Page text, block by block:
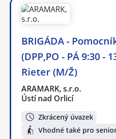
BRIGÁDA -
(DPP,PO - PÁ 9:30 -
Rieter (M/Ž)
ARAMARK, s.r.o.
Ústí nad Orlicí
Zkrácený úvazek
Vhodné také pro